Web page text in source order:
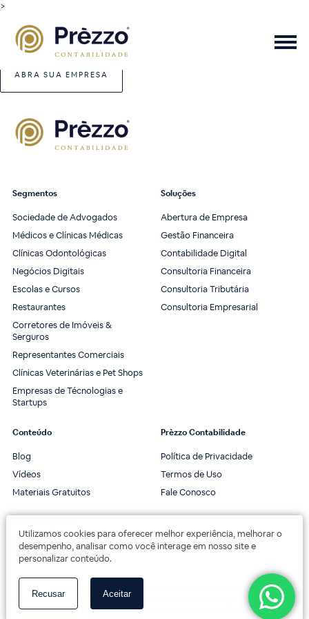
>
Utilizamos cookies para oferecer melhor experiência, melhorar o
desempenho, analisar como você interage em nosso site e
personalizar conteúdo.
Recusar Aceitar
ABRA SUA EMPRESA
Segmentos
Sociedade de Advogados
Médicos e Clínicas Médicas
Clínicas Odontológicas
Negócios Digitais
Escolas e Cursos
Restaurantes
Corretores de Imóveis &
Serguros
Representantes Comerciais
Clínicas Veterinárias e Pet Shops
Empresas de Técnologias e
Startups
Soluções
Abertura de Empresa
Gestão Financeira
Contabilidade Digital
Consultoria Financeira
Consultoria Tributária
Consultoria Empresarial
Conteúdo
Blog
Vídeos
Materiais Gratuitos
Prèzzo Contabilidade
Política de Privacidade
Termos de Uso
Fale Conosco
© 2020 Prèzzo Contabilidade. Todos os direitos reservados.
Av. das Américas, 3443, 2º andar, Bloco 3B, Sala 202. Barra da Tijuca, Rio de Janeiro.
Av. das Américas, 18000 - Centro Empresarial One Offices.